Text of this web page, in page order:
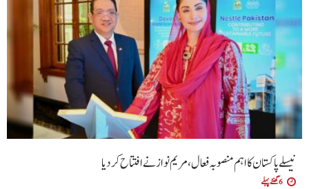
نیسلے پاکستان کا اہم منصوبہ فعال، مریم نواز نے افتتاح کر دیا
6 گھنٹے پہلے